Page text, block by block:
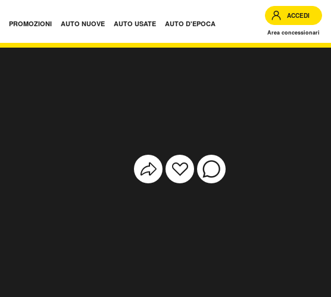
PROMOZIONI AUTO NUOVE AUTO USATE AUTO D'EPOCA
ACCEDI
Area concessionari